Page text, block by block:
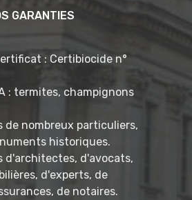
GARANTIES
: Certibiocide n°
: termites, champignons
de nombreux particuliers,
historiques.
d'architectes, d'avocats,
d'experts, de
de notaires.